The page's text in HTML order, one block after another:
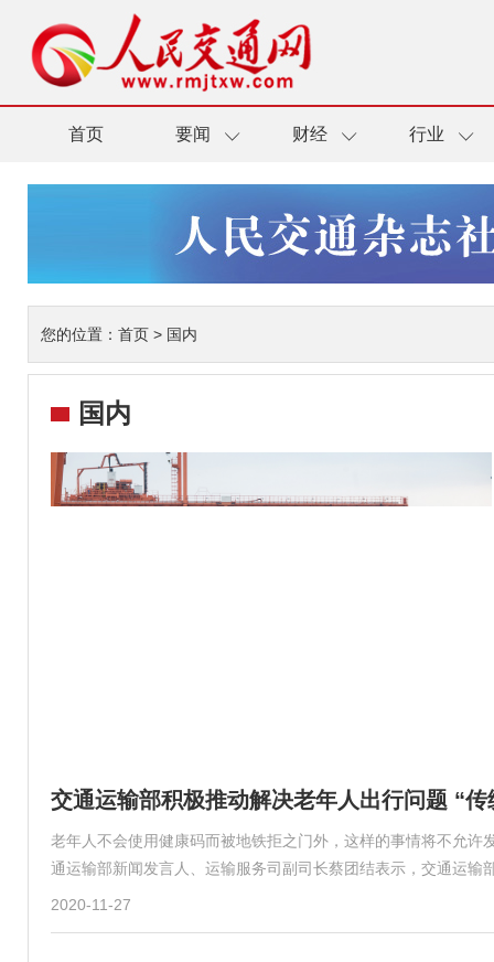
首页 要闻 财经 行业
您的位置： 首页 > 国内
国内
交通运输部积极推动解决老年人出行问题 “
老年人不会使用健康码而被地铁拒之门外，这样的事情将不允
通运输部新闻发言人、运输服务司副司长蔡团结表示，交通运输
2020-11-27